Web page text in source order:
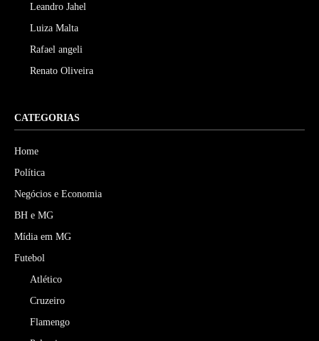
Leandro Jahel
Luiza Malta
Rafael angeli
Renato Oliveira
CATEGORIAS
Home
Política
Negócios e Economia
BH e MG
Mídia em MG
Futebol
Atlético
Cruzeiro
Flamengo